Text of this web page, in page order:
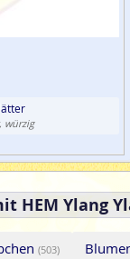
, würzig
HEM Ylang
(503)